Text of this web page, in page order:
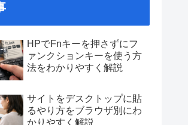
HPでFnキーを押さずにフ
ァンクションキーを使う方
法をわかりやすく解説
サイトをデスクトップに貼
るやり方をブラウザ別にわ
かりやすく解説